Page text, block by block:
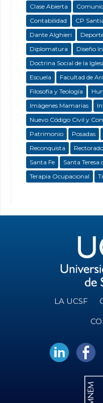
Clase Abierta
Contabilidad
CP
Dante Alghieri
Diplomatura
Diseño
Doctrina Social de la
Escuela
Facultad de
Filosofía y Teología
Imágenes Mamarias
Nuevo Código Civil y
Patrimonio
Posadas
Reconquista
Rectorado
Santa Fe
Santa Teresa
Terapia Ocupacional
LA UCSF